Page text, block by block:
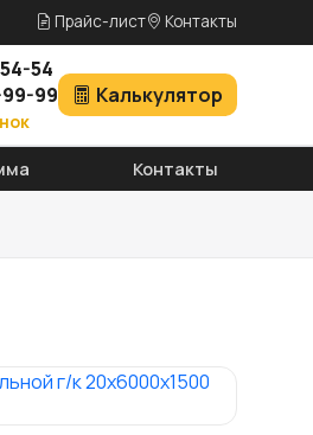
Прайс-лист Контакты
54
99 Калькулятор
Контакты